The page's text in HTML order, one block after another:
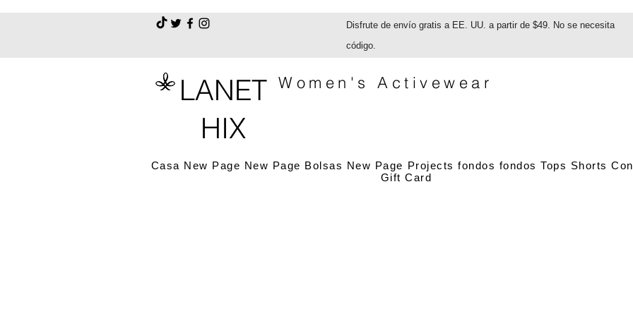
Disfrute de envío gratis a EE. UU. a partir de $49. No se necesita
código.
LANET
HIX
Women's Activewear
Casa New Page New Page Bolsas New Page Projects fondos fondos Tops Shorts
Gift Card